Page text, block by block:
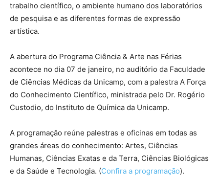
trabalho científico, o ambiente humano dos laboratórios
de pesquisa e as diferentes formas de expressão
artística.
A abertura do Programa Ciência & Arte nas Férias
acontece no dia 07 de janeiro, no auditório da Faculdade
de Ciências Médicas da Unicamp, com a palestra A Força
do Conhecimento Científico, ministrada pelo Dr. Rogério
Custodio, do Instituto de Química da Unicamp.
A programação reúne palestras e oficinas em todas as
grandes áreas do conhecimento: Artes, Ciências
Humanas, Ciências Exatas e da Terra, Ciências Biológicas
e da Saúde e Tecnologia. (Confira a programação).